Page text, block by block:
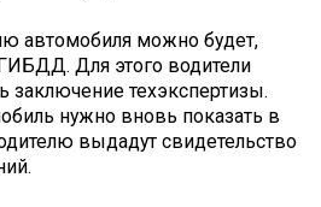
автомобиля можно будет,
Для этого водители
заключение техэкспертизы.
нужно вновь показать в
выдадут свидетельство